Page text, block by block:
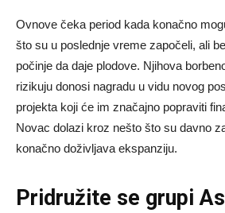
Ovnove čeka period kada konačno
što su u poslednje vreme započeli, ali
počinje da daje plodove. Njihova
rizikuju donosi nagradu u vidu novog
projekta koji će im značajno popraviti
Novac dolazi kroz nešto što su davno
konačno doživljava ekspanziju.
Pridružite se grupi